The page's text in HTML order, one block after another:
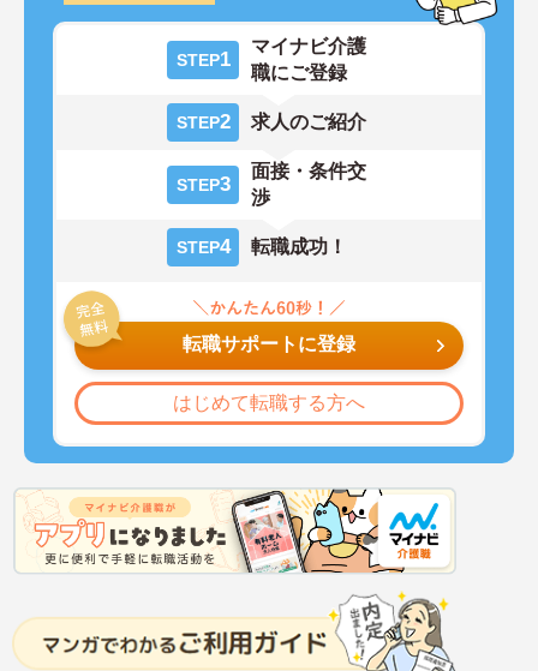
STEP1
マイナビ介護
職にご登録
STEP2 求人のご紹介
STEP3
面接・条件交
渉
STEP4 転職成功！
転職サポートに登録
はじめて転職する方へ